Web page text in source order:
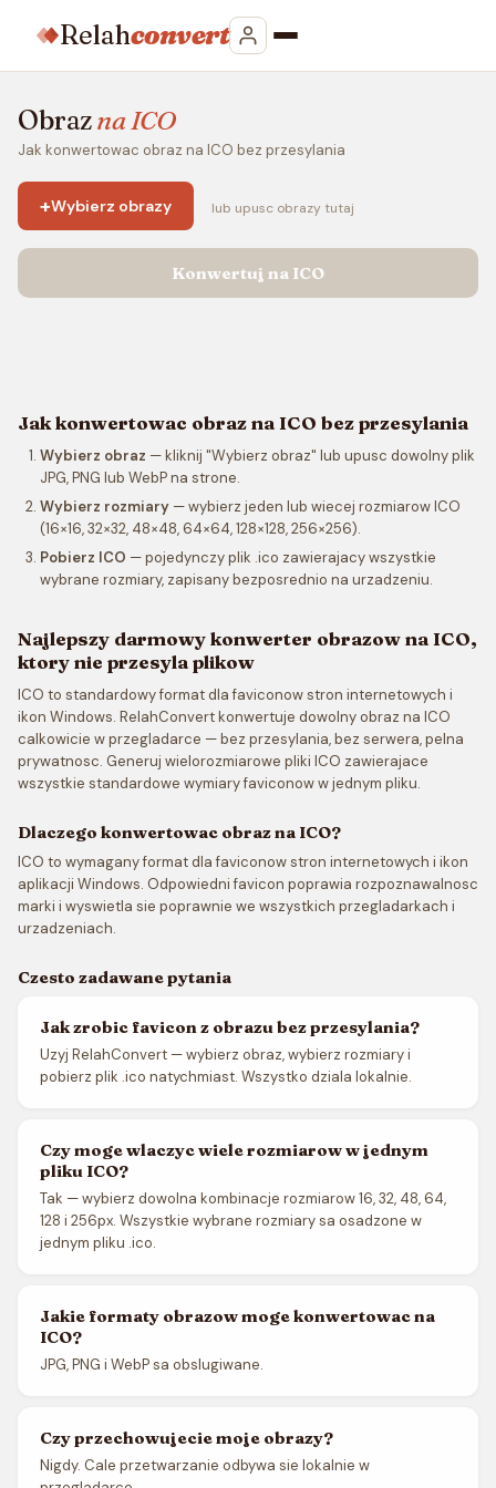
Relahconvert
Obrazna ICO
Jak konwertowac obraz na ICO bez przesylania
+Wybierz obrazy lub upusc obrazy tutaj
Konwertuj na ICO
Jak konwertowac obraz na ICO bez przesylania
Wybierz obraz — kliknij "Wybierz obraz" lub upusc dowolny plik
JPG, PNG lub WebP na strone.
Wybierz rozmiary — wybierz jeden lub wiecej rozmiarow ICO
(16×16, 32×32, 48×48, 64×64, 128×128, 256×256).
Pobierz ICO — pojedynczy plik .ico zawierajacy wszystkie
wybrane rozmiary, zapisany bezposrednio na urzadzeniu.
Najlepszy darmowy konwerter obrazow na ICO,
ktory nie przesyla plikow
ICO to standardowy format dla faviconow stron internetowych i
ikon Windows. RelahConvert konwertuje dowolny obraz na ICO
calkowicie w przegladarce — bez przesylania, bez serwera, pelna
prywatnosc. Generuj wielorozmiarowe pliki ICO zawierajace
wszystkie standardowe wymiary faviconow w jednym pliku.
Dlaczego konwertowac obraz na ICO?
ICO to wymagany format dla faviconow stron internetowych i ikon
aplikacji Windows. Odpowiedni favicon poprawia rozpoznawalnosc
marki i wyswietla sie poprawnie we wszystkich przegladarkach i
urzadzeniach.
Czesto zadawane pytania
Jak zrobic favicon z obrazu bez przesylania?
Uzyj RelahConvert — wybierz obraz, wybierz rozmiary i
pobierz plik .ico natychmiast. Wszystko dziala lokalnie.
Czy moge wlaczyc wiele rozmiarow w jednym
pliku ICO?
Tak — wybierz dowolna kombinacje rozmiarow 16, 32, 48, 64,
128 i 256px. Wszystkie wybrane rozmiary sa osadzone w
jednym pliku .ico.
Jakie formaty obrazow moge konwertowac na
ICO?
JPG, PNG i WebP sa obslugiwane.
Czy przechowujecie moje obrazy?
Nigdy. Cale przetwarzanie odbywa sie lokalnie w